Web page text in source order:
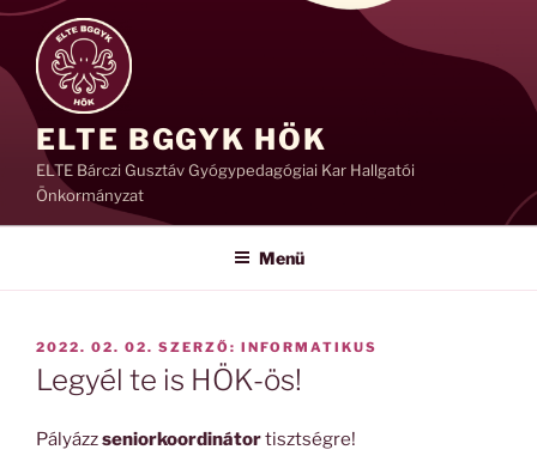
Tartalomhoz
ELTE BGGYK HÖK
ELTE Bárczi Gusztáv Gyógypedagógiai Kar Hallgatói
Önkormányzat
Menü
BEKÜLDVE:
2022. 02. 02. SZERZŐ: INFORMATIKUS
Legyél te is HÖK-ös!
Pályázzseniorkoordinátortisztségre!